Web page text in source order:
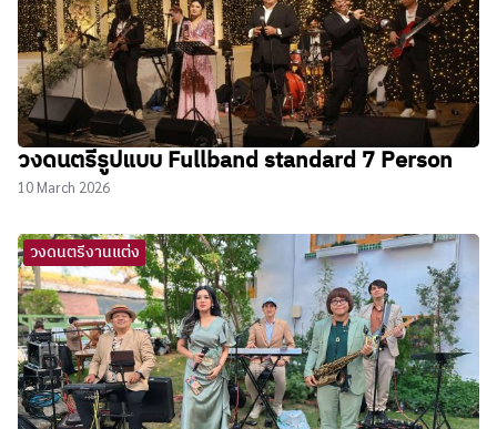
วงดนตรีรูปแบบ Fullband standard 7 Person
10 March 2026
วงดนตรีงานแต่ง